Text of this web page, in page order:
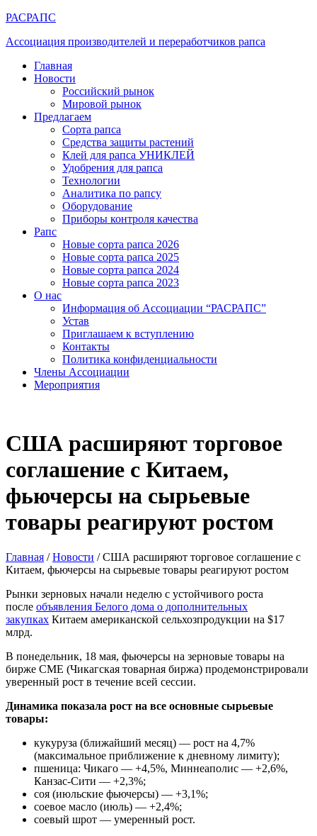
РАСРАПС
Ассоциация производителей и переработчиков рапса
Главная
Новости
Российский рынок
Мировой рынок
Предлагаем
Сорта рапса
Средства защиты растений
Клей для рапса УНИКЛЕЙ
Удобрения для рапса
Технологии
Аналитика по рапсу
Оборудование
Приборы контроля качества
Рапс
Новые сорта рапса 2026
Новые сорта рапса 2025
Новые сорта рапса 2024
Новые сорта рапса 2023
О нас
Информация об Ассоциации “РАСРАПС”
Устав
Приглашаем к вступлению
Контакты
Политика конфиденциальности
Члены Ассоциации
Мероприятия
США расширяют торговое
соглашение с Китаем,
фьючерсы на сырьевые
товары реагируют ростом
Главная /Новости /США расширяют торговое соглашение с
Китаем, фьючерсы на сырьевые товары реагируют ростом
Рынки зерновых начали неделю с устойчивого роста
после объявления Белого дома о дополнительных
закупках Китаем американской сельхозпродукции на $17
млрд.
В понедельник, 18 мая, фьючерсы на зерновые товары на
бирже CME (Чикагская товарная биржа) продемонстрировали
уверенный рост в течение всей сессии.
Динамика показала рост на все основные сырьевые
товары:
кукуруза (ближайший месяц) — рост на 4,7%
(максимальное приближение к дневному лимиту);
пшеница: Чикаго — +4,5%, Миннеаполис — +2,6%,
Канзас-Сити — +2,3%;
соя (июльские фьючерсы) — +3,1%;
соевое масло (июль) — +2,4%;
соевый шрот — умеренный рост.